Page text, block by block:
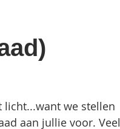
we stellen
aan jullie voor. Veel